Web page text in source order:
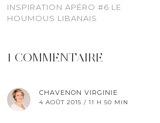
INSPIRATION APÉRO #6 LE
HOUMOUS LIBANAIS
1 COMMENTAIRE
CHAVENON VIRGINIE
4 AOÛT 2015 / 11 H 50 MIN